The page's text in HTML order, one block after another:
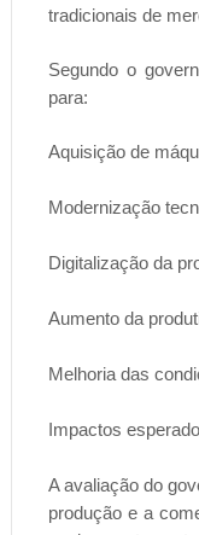
tradicionais de
Segundo o
para:
Aquisição de
Modernização
Digitalização da
Aumento da
Melhoria das
Impactos
A avaliação do
produção e a